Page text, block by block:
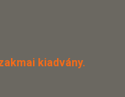
kiadvány.